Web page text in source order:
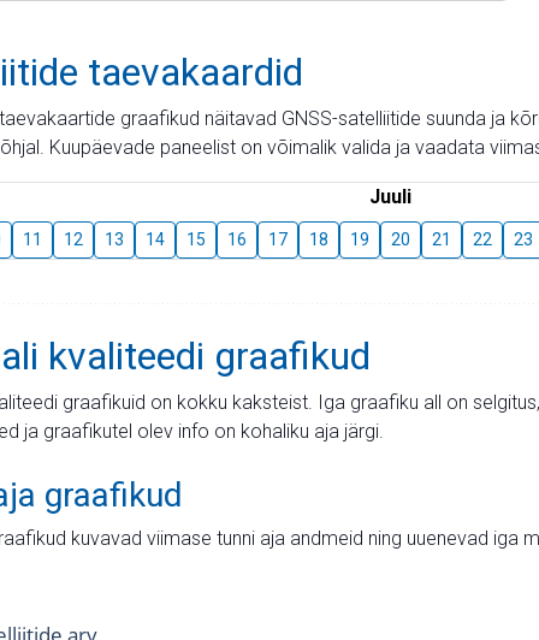
taevakaardid
graafikud näitavad GNSS-satelliitide suunda ja
Kuupäevade paneelist on võimalik valida ja vaadata
Juuli
11 12 13 14 15 16 17 18 19 20 21 22 23
kvaliteedi graafikud
graafikuid on kokku kaksteist. Iga graafiku all on
ja graafikutel olev info on kohaliku aja järgi.
graafikud
kuvavad viimase tunni aja andmeid ning uuenevad iga